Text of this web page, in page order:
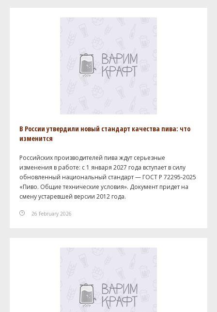
В России утвердили новый стандарт качества пива: что
изменится
Российских производителей пива ждут серьезные
изменения в работе: с 1 января 2027 года вступает в силу
обновленный национальный стандарт — ГОСТ Р 72295-2025
«Пиво. Общие технические условия». Документ придет на
смену устаревшей версии 2012 года.
26 February 2026